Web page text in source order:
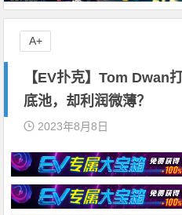
【EV扑克】Tom Dwan
底池，却利润微薄？
2023年8月8日
A+